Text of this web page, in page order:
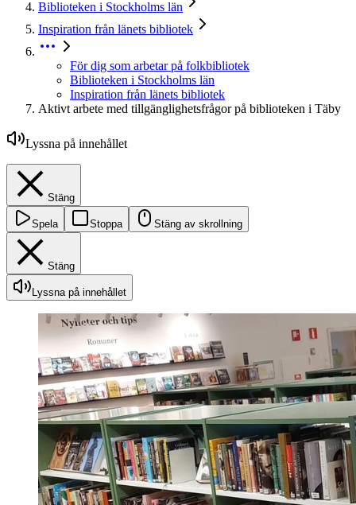
Biblioteken i Stockholms län
Inspiration från länets bibliotek
För dig som arbetar på folkbibliotek
Biblioteken i Stockholms län
Inspiration från länets bibliotek
Aktivt arbete med tillgänglighetsfrågor på biblioteken i Täby
Lyssna på innehållet
Stäng
Spela Stoppa Stäng av skrollning
Stäng
Lyssna på innehållet